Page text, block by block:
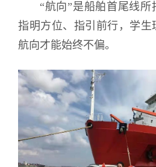
“航向”是船舶首尾线所
指明方位、指引前行，学生
航向才能始终不偏。